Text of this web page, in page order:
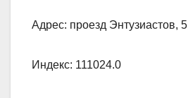
Адрес: проезд Энтузиастов, 5
Индекс: 111024.0